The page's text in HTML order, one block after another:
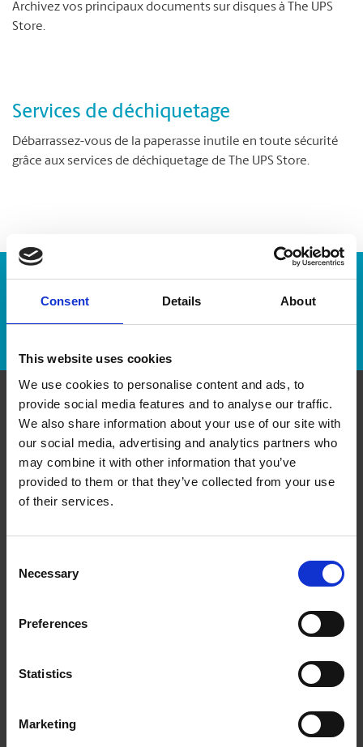
Consent Details About
This website uses cookies
We use cookies to personalise content and ads, to
provide social media features and to analyse our traffic.
We also share information about your use of our site with
our social media, advertising and analytics partners who
may combine it with other information that you’ve
provided to them or that they’ve collected from your use
of their services.
Selection
Necessary
Preferences
Statistics
Marketing
Archivez vos principaux documents sur disques à The UPS
Store.
Services de déchiquetage
Débarrassez-vous de la paperasse inutile en toute sécurité
grâce aux services de déchiquetage de The UPS Store.
Repérer un envoi
Communiquer avec nous
The UPS Store #562 in Bronte Oakville
100 Bronte Road, Unit #11
Oakville ON - L6L 6L5
(905) 582-1883
store562@theupsstore.ca